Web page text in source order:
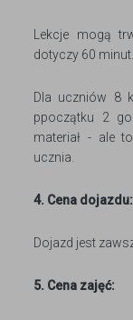
Lekcje mogą
dotyczy 60 minut.
Dla uczniów 8
ppoczątku 2
materiał - ale
ucznia.
4. Cena dojazdu:
Dojazd jest
5. Cena zajęć: